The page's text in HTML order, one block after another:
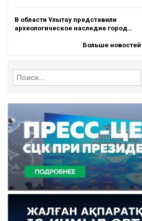
В области Ұлытау представили
археологическое наследие город…
Больше новостей